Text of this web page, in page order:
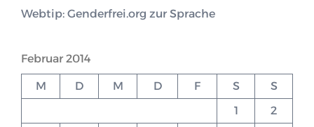
Webtip: Genderfrei.org zur Sprache
Februar 2014
M D M D F S
S
1
2